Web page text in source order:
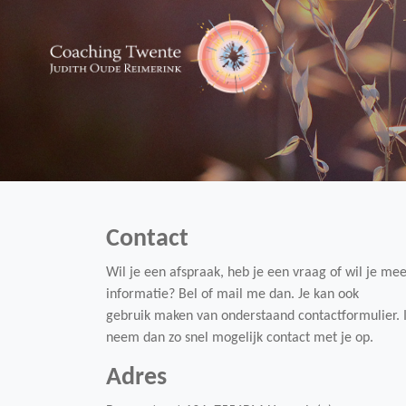
Coaching Twente
Reviews en
IEMT voor
Contact
Wil je een afspraak, heb je een vraag of wil je
informatie? Bel of mail me dan. Je kan ook
gebruik maken van onderstaand contactformulier.
neem dan zo snel mogelijk contact met je op.
Adres